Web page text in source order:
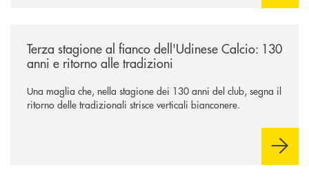
Terza stagione al fianco dell'Udinese Calcio: 130
anni e ritorno alle tradizioni
Una maglia che, nella stagione dei 130 anni del club, segna il
ritorno delle tradizionali strisce verticali bianconere.